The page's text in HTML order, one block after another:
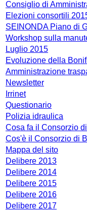
Consiglio di
Elezioni consortili
SEINONDA Piano di
Workshop sulla
Luglio 2015
Evoluzione della
Amministrazione
Newsletter
Irrinet
Questionario
Polizia idraulica
Cosa fa il Consorzio
Cos'è il Consorzio di
Mappa del sito
Delibere 2013
Delibere 2014
Delibere 2015
Delibere 2016
Delibere 2017